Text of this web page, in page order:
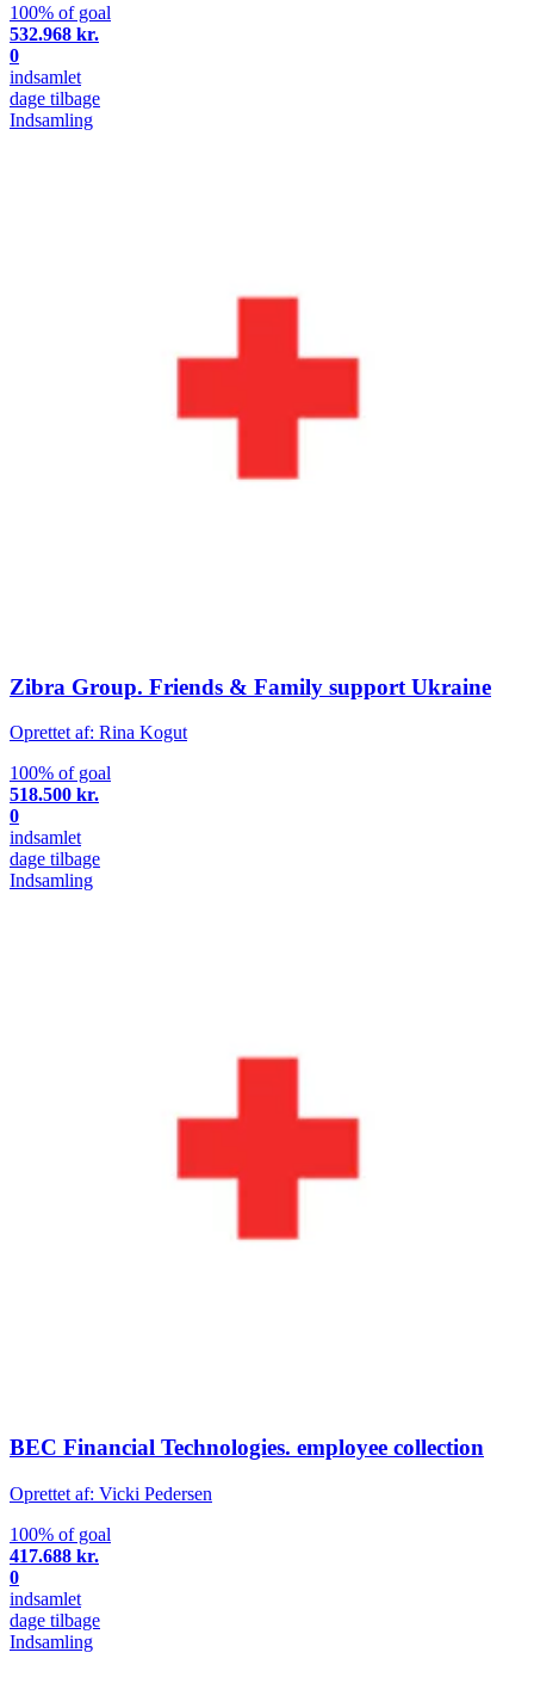
100% of goal
532.968 kr.
0
indsamlet
dage tilbage
Indsamling
Zibra Group. Friends & Family support Ukraine
Oprettet af: Rina Kogut
100% of goal
518.500 kr.
0
indsamlet
dage tilbage
Indsamling
BEC Financial Technologies. employee collection
Oprettet af: Vicki Pedersen
100% of goal
417.688 kr.
0
indsamlet
dage tilbage
Indsamling